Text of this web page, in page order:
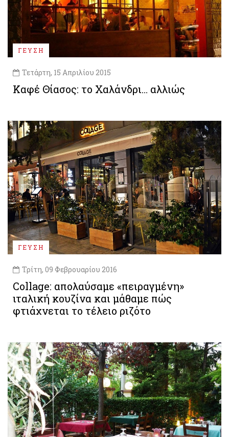
ΓΕΥΣΗ
Τετάρτη, 15 Απριλίου 2015
Καφέ Θίασος: το Χαλάνδρι… αλλιώς
ΓΕΥΣΗ
Τρίτη, 09 Φεβρουαρίου 2016
Collage: απολαύσαμε «πειραγμένη»
ιταλική κουζίνα και μάθαμε πώς
φτιάχνεται το τέλειο ριζότο